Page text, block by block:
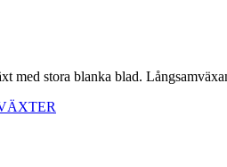
med stora blanka blad.